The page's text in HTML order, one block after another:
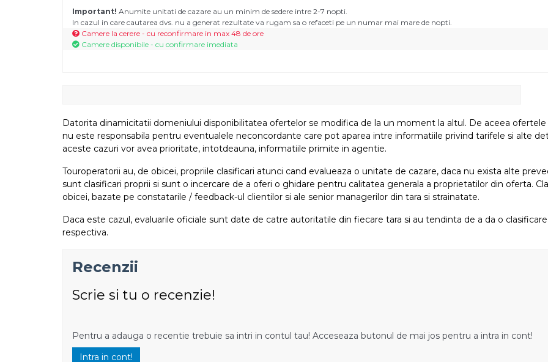
Important! Anumite unitati de cazare au un minim de sedere intre 2-7 nopti.
In cazul in care cautarea dvs. nu a generat rezultate va rugam sa o refaceti pe un numar mai mare de nopti.
Camere la cerere - cu reconfirmare in max 48 de ore
Camere disponibile - cu confirmare imediata
Datorita dinamicitatii domeniului disponibilitatea ofertelor se modifica de la un moment la altul. De aceea
nu este responsabila pentru eventualele neconcordante care pot aparea intre informatiile privind tarifele si alte
aceste cazuri vor avea prioritate, intotdeauna, informatiile primite in agentie.
Touroperatorii au, de obicei, propriile clasificari atunci cand evalueaza o unitate de cazare, daca nu exista alte
sunt clasificari proprii si sunt o incercare de a oferi o ghidare pentru calitatea generala a proprietatilor din oferta.
obicei, bazate pe constatarile / feedback-ul clientilor si ale senior managerilor din tara si strainatate.
Daca este cazul, evaluarile oficiale sunt date de catre autoritatile din fiecare tara si au tendinta de a da o
respectiva.
Recenzii
Scrie si tu o recenzie!
Pentru a adauga o recentie trebuie sa intri in contul tau! Acceseaza butonul de mai jos pentru a intra in cont!
Intra in cont!